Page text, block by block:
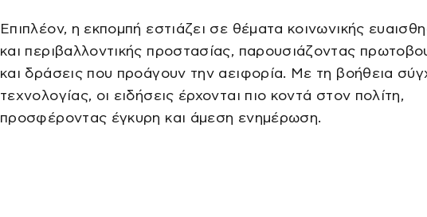
Επιπλέον, η εκπομπή εστιάζει σε θέματα κοινωνικής
και περιβαλλοντικής προστασίας, παρουσιάζοντας
και δράσεις που προάγουν την αειφορία. Με τη βοήθεια
τεχνολογίας, οι ειδήσεις έρχονται πιο κοντά στον πολίτη,
προσφέροντας έγκυρη και άμεση ενημέρωση.